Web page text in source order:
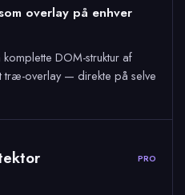
overlay på enhver
DOM-struktur af
træ-overlay — direkte på selve
PRO